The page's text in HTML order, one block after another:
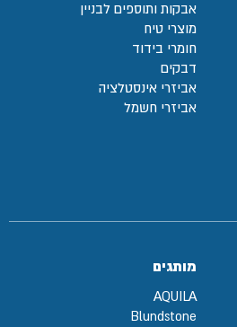
אבקות ותוספים לבניין
מוצרי טיח
חומרי בידוד
דבקים
אביזרי אינסטלציה
אביזרי חשמל
מותגים
AQUILA
Blundstone